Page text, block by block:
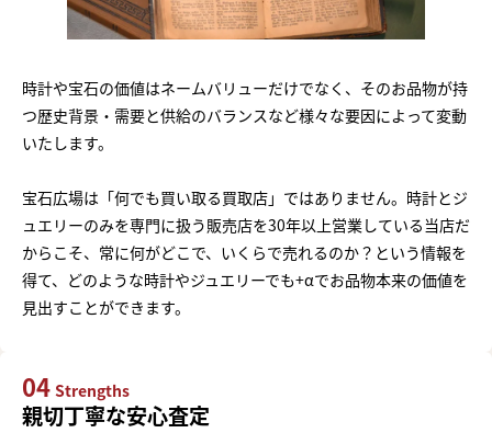
時計や宝石の価値はネームバリューだけでなく、そのお品物が持
つ歴史背景・需要と供給のバランスなど様々な要因によって変動
いたします。
宝石広場は「何でも買い取る買取店」ではありません。時計とジ
ュエリーのみを専門に扱う販売店を30年以上営業している当店だ
からこそ、常に何がどこで、いくらで売れるのか？という情報を
得て、どのような時計やジュエリーでも+αでお品物本来の価値を
見出すことができます。
04 Strengths
親切丁寧な安心査定